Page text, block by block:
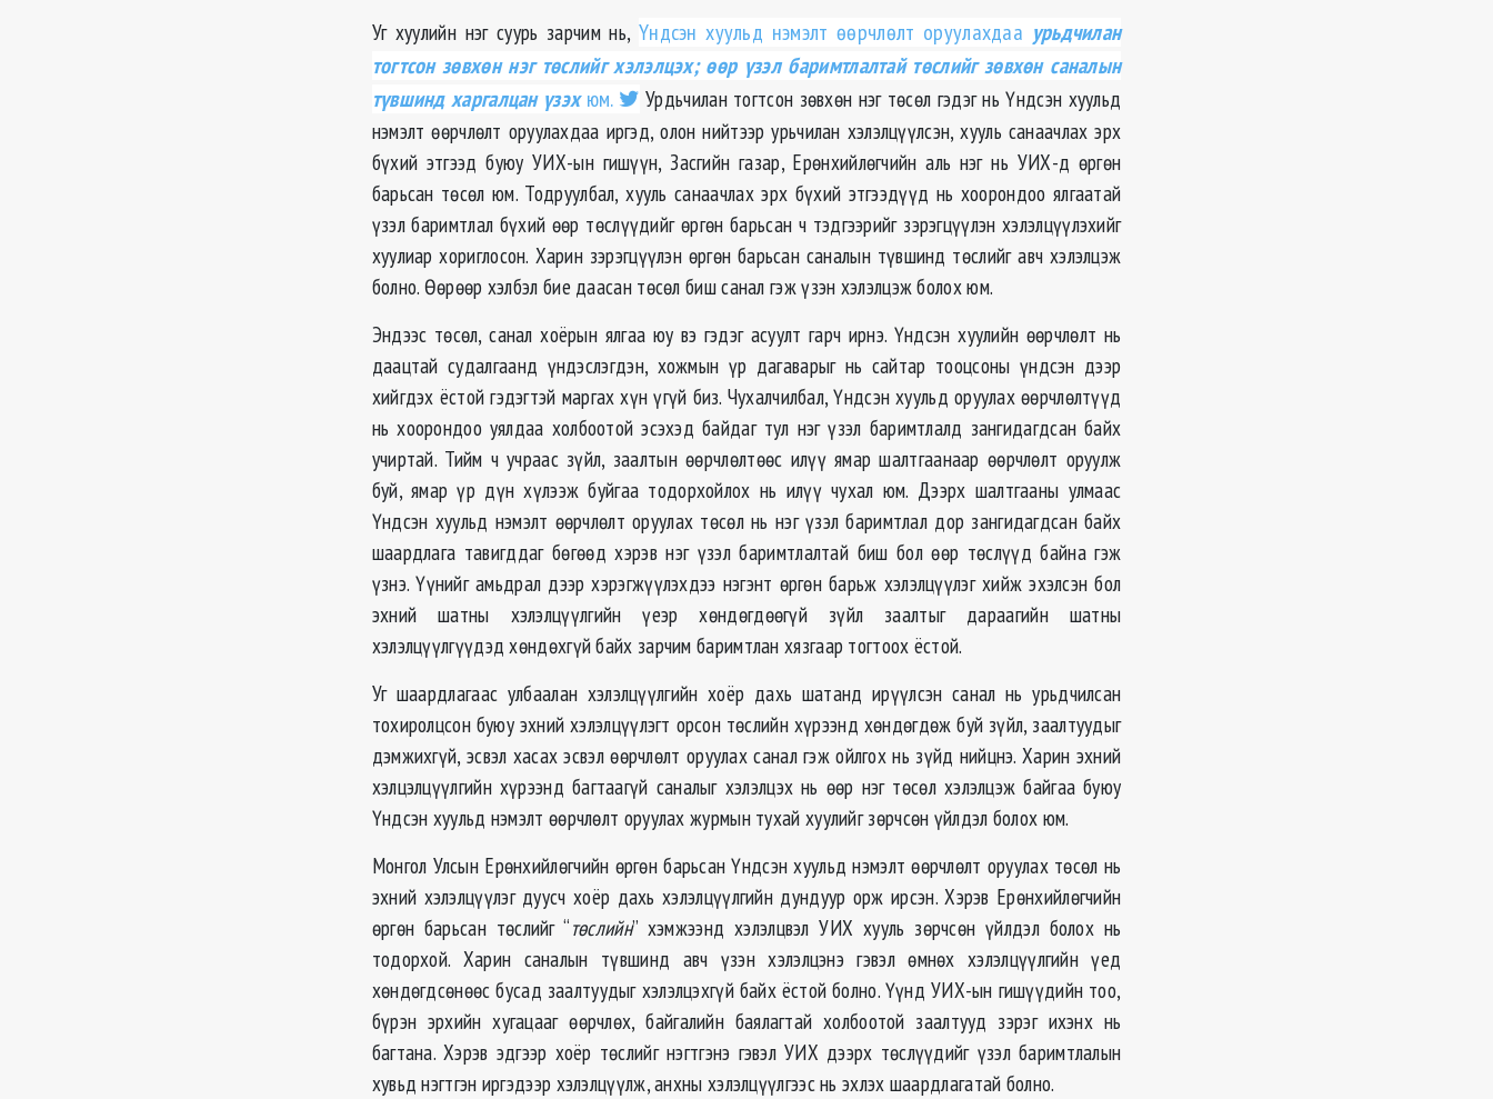
Уг хуулийн нэг суурь зарчим нь, Үндсэн хуульд нэмэлт өөрчлөлт оруулахдаа урьдчилан
тогтсон зөвхөн нэг төслийг хэлэлцэх; өөр үзэл баримтлалтай төслийг зөвхөн саналын
түвшинд харгалцан үзэхюм.
Урдьчилан тогтсон зөвхөн нэг төсөл гэдэг нь Үндсэн хуульд
нэмэлт өөрчлөлт оруулахдаа иргэд, олон нийтээр урьчилан хэлэлцүүлсэн, хууль санаачлах эрх
бүхий этгээд буюу УИХ-ын гишүүн, Засгийн газар, Ерөнхийлөгчийн аль нэг нь УИХ-д өргөн
барьсан төсөл юм. Тодруулбал, хууль санаачлах эрх бүхий этгээдүүд нь хоорондоо ялгаатай
үзэл баримтлал бүхий өөр төслүүдийг өргөн барьсан ч тэдгээрийг зэрэгцүүлэн хэлэлцүүлэхийг
хуулиар хориглосон. Харин зэрэгцүүлэн өргөн барьсан саналын түвшинд төслийг авч хэлэлцэж
болно. Өөрөөр хэлбэл бие даасан төсөл биш санал гэж үзэн хэлэлцэж болох юм.
Эндээс төсөл, санал хоёрын ялгаа юу вэ гэдэг асуулт гарч ирнэ. Үндсэн хуулийн өөрчлөлт нь
даацтай судалгаанд үндэслэгдэн, хожмын үр дагаварыг нь сайтар тооцсоны үндсэн дээр
хийгдэх ёстой гэдэгтэй маргах хүн үгүй биз. Чухалчилбал, Үндсэн хуульд оруулах өөрчлөлтүүд
нь хоорондоо уялдаа холбоотой эсэхэд байдаг тул нэг үзэл баримтлалд зангидагдсан байх
учиртай. Тийм ч учраас зүйл, заалтын өөрчлөлтөөс илүү ямар шалтгаанаар өөрчлөлт оруулж
буй, ямар үр дүн хүлээж буйгаа тодорхойлох нь илүү чухал юм. Дээрх шалтгааны улмаас
Үндсэн хуульд нэмэлт өөрчлөлт оруулах төсөл нь нэг үзэл баримтлал дор зангидагдсан байх
шаардлага тавигддаг бөгөөд хэрэв нэг үзэл баримтлалтай биш бол өөр төслүүд байна гэж
үзнэ. Үүнийг амьдрал дээр хэрэгжүүлэхдээ нэгэнт өргөн барьж хэлэлцүүлэг хийж эхэлсэн бол
эхний шатны хэлэлцүүлгийн үеэр хөндөгдөөгүй зүйл заалтыг дараагийн шатны
хэлэлцүүлгүүдэд хөндөхгүй байх зарчим баримтлан хязгаар тогтоох ёстой.
Уг шаардлагаас улбаалан хэлэлцүүлгийн хоёр дахь шатанд ирүүлсэн санал нь урьдчилсан
тохиролцсон буюу эхний хэлэлцүүлэгт орсон төслийн хүрээнд хөндөгдөж буй зүйл, заалтуудыг
дэмжихгүй, эсвэл хасах эсвэл өөрчлөлт оруулах санал гэж ойлгох нь зүйд нийцнэ. Харин эхний
хэлцэлцүүлгийн хүрээнд багтаагүй саналыг хэлэлцэх нь өөр нэг төсөл хэлэлцэж байгаа буюу
Үндсэн хуульд нэмэлт өөрчлөлт оруулах журмын тухай хуулийг зөрчсөн үйлдэл болох юм.
Монгол Улсын Ерөнхийлөгчийн өргөн барьсан Үндсэн хуульд нэмэлт өөрчлөлт оруулах төсөл нь
эхний хэлэлцүүлэг дуусч хоёр дахь хэлэлцүүлгийн дундуур орж ирсэн. Хэрэв Ерөнхийлөгчийн
өргөн барьсан төслийг “төслийн” хэмжээнд хэлэлцвэл УИХ хууль зөрчсөн үйлдэл болох нь
тодорхой. Харин саналын түвшинд авч үзэн хэлэлцэнэ гэвэл өмнөх хэлэлцүүлгийн үед
хөндөгдсөнөөс бусад заалтуудыг хэлэлцэхгүй байх ёстой болно. Үүнд УИХ-ын гишүүдийн тоо,
бүрэн эрхийн хугацааг өөрчлөх, байгалийн баялагтай холбоотой заалтууд зэрэг ихэнх нь
багтана. Хэрэв эдгээр хоёр төслийг нэгтгэнэ гэвэл УИХ дээрх төслүүдийг үзэл баримтлалын
хувьд нэгтгэн иргэдээр хэлэлцүүлж, анхны хэлэлцүүлгээс нь эхлэх шаардлагатай болно.